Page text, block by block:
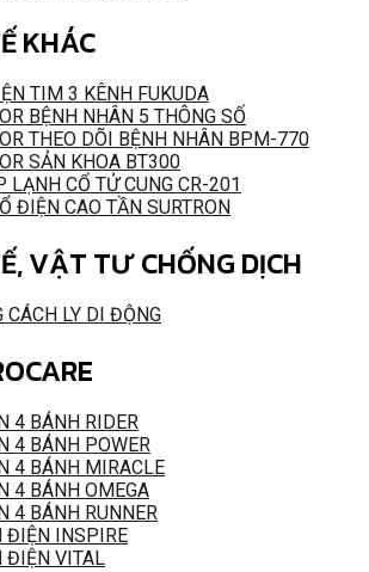
KHÁC
TIM 3 KÊNH FUKUDA
BỆNH NHÂN 5 THÔNG SỐ
THEO DÕI BỆNH NHÂN BPM-770
SẢN KHOA BT300
LẠNH CỔ TỬ CUNG CR-201
ĐIỆN CAO TẦN SURTRON
VẬT TƯ CHỐNG DỊCH
CÁCH LY DI ĐỘNG
4 BÁNH RIDER
4 BÁNH POWER
4 BÁNH MIRACLE
4 BÁNH OMEGA
4 BÁNH RUNNER
ĐIỆN INSPIRE
ĐIỆN VITAL